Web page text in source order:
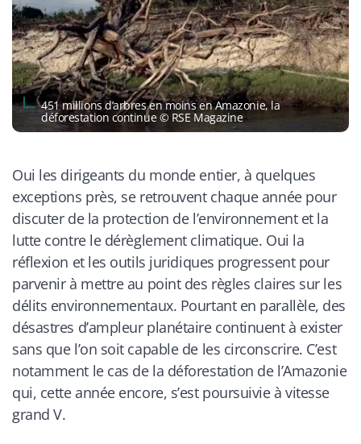
451 millions d’arbres en moins en Amazonie, la
déforestation continue © RSE Magazine
Oui les dirigeants du monde entier, à quelques
exceptions près, se retrouvent chaque année pour
discuter de la protection de l’environnement et la
lutte contre le dérèglement climatique. Oui la
réflexion et les outils juridiques progressent pour
parvenir à mettre au point des règles claires sur les
délits environnementaux. Pourtant en parallèle, des
désastres d’ampleur planétaire continuent à exister
sans que l’on soit capable de les circonscrire. C’est
notamment le cas de la déforestation de l’Amazonie
qui, cette année encore, s’est poursuivie à vitesse
grand V.